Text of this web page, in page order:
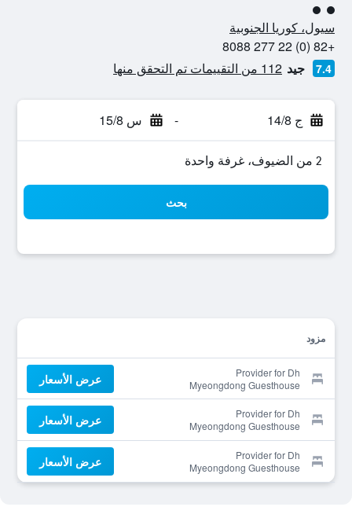
تقييم فئة 2
سيول، كوريا الجنوبية
+82 (0) 22 277 8088
7.4 جيد 112 من التقييمات تم التحقق منها
ج 14/8 - س 15/8
2 من الضيوف، غرفة واحدة
بحث
مزود
Provider for Dh
Myeongdong Guesthouse
عرض الأسعار
Provider for Dh
Myeongdong Guesthouse
عرض الأسعار
Provider for Dh
Myeongdong Guesthouse
عرض الأسعار